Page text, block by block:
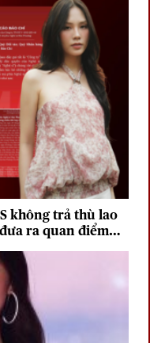
không trả thù lao
ra quan điểm